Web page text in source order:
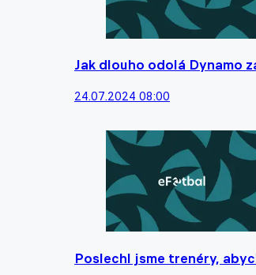
Jak dlouho odolá Dynamo
24.07.2024 08:00
Poslechl jsme trenéry,